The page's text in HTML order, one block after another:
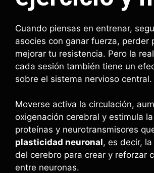
Cuando piensas en entrenar,
asocies con ganar fuerza, perder
mejorar tu resistencia. Pero la
cada sesión también tiene un
sobre el sistema nervioso central.
Moverse activa la circulación,
oxigenación cerebral y estimula
proteínas y neurotransmisores
plasticidad neuronal, es decir,
del cerebro para crear y reforzar
entre neuronas.